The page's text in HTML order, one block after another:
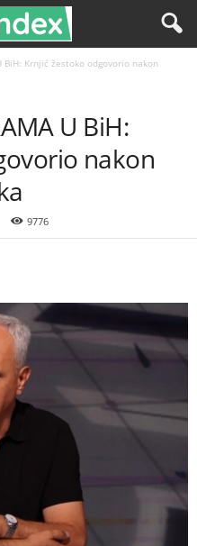
BiH: Krnjić žestoko odgovorio nakon
U BiH:
nakon
9776